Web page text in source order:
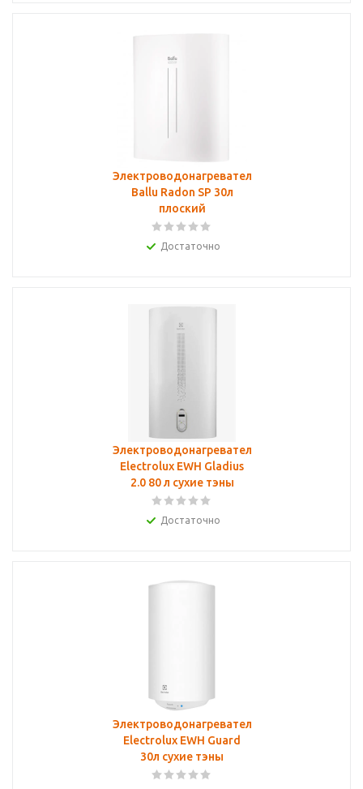
Электроводонагреватель
Ballu Radon SP 30л
плоский
Достаточно
Электроводонагреватель
Electrolux EWH Gladius
2.0 80 л сухие тэны
Достаточно
Электроводонагреватель
Electrolux EWH Guard
30л сухие тэны